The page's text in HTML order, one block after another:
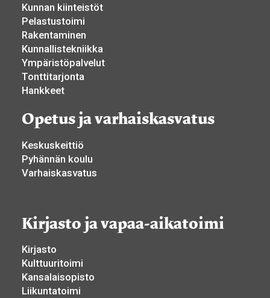
Kunnan kiinteistöt
Pelastustoimi
Rakentaminen
Kunnallistekniikka
Ympäristöpalvelut
Tonttitarjonta
Hankkeet
Opetus ja varhaiskasvatus
Keskuskeittiö
Pyhännän koulu
Varhaiskasvatus
Kirjasto ja vapaa-aikatoimi
Kirjasto
Kulttuuritoimi
Kansalaisopisto
Liikuntatoimi